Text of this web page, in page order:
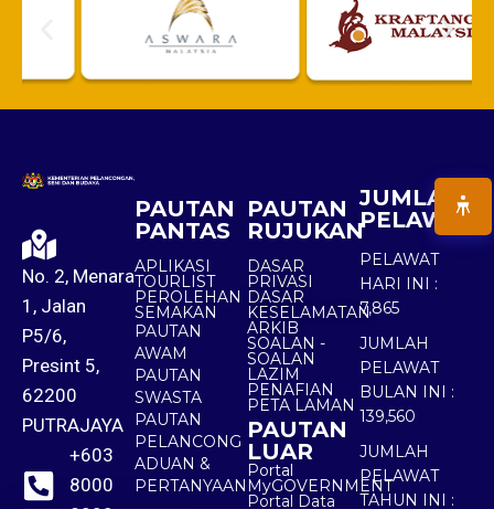
No. 2, Menara
1, Jalan
P5/6,
Presint 5,
62200
PUTRAJAYA
+603
8000
PAUTAN
PANTAS
APLIKASI
TOURLIST
PEROLEHAN
SEMAKAN
PAUTAN
AWAM
PAUTAN
SWASTA
PAUTAN
PELANCONG
ADUAN &
PERTANYAAN
PAUTAN
RUJUKAN
DASAR
PRIVASI
DASAR
KESELAMATAN
ARKIB
SOALAN -
SOALAN
LAZIM
PENAFIAN
PETA LAMAN
PAUTAN
LUAR
Portal
MyGOVERNMENT
Portal Data
JUMLAH
PELAWAT
PELAWAT
HARI INI :
7,865
JUMLAH
PELAWAT
BULAN INI :
139,560
JUMLAH
PELAWAT
TAHUN INI :